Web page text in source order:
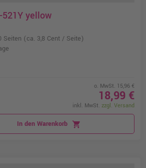
yellow
Seiten (ca. 3,8 Cent / Seite)
o. MwSt. 15,96 €
18,99 €
inkl. MwSt. zzgl. Versand
In den Warenkorb shopping_cart